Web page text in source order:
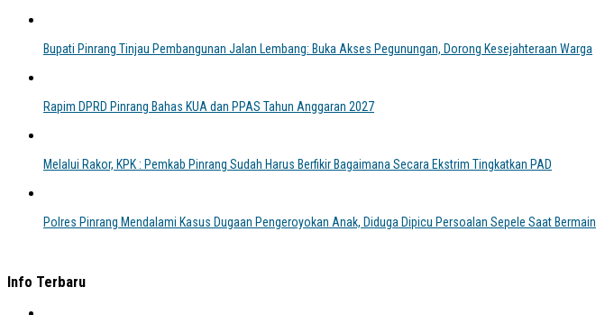
Bupati Pinrang Tinjau Pembangunan Jalan Lembang: Buka Akses Pegunungan, Dorong Kesejahteraan Warga
Rapim DPRD Pinrang Bahas KUA dan PPAS Tahun Anggaran 2027
Melalui Rakor, KPK : Pemkab Pinrang Sudah Harus Berfikir Bagaimana Secara Ekstrim Tingkatkan PAD
Polres Pinrang Mendalami Kasus Dugaan Pengeroyokan Anak, Diduga Dipicu Persoalan Sepele Saat Bermain
Info Terbaru